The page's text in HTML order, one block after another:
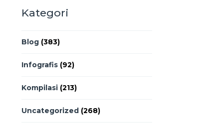
Kategori
Blog(383)
Infografis(92)
Kompilasi(213)
Uncategorized(268)